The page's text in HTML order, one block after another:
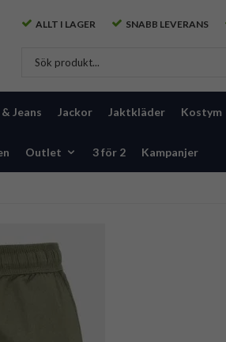
ALLT I LAGER SNABB LEVERANS
Jeans Jackor Jaktkläder Kostym
Outlet 3 för 2 Kampanjer